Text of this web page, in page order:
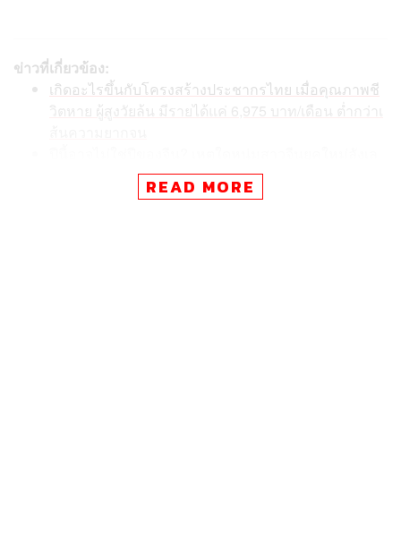
ข่าวที่เกี่ยวข้อง:
เกิดอะไรขึ้นกับโครงสร้างประชากรไทย เมื่อคุณภาพชี
วิตหาย ผู้สูงวัยล้น มีรายได้แค่ 6,975 บาท/เดือน ต่ำกว่าเ
ที่จะแต่งงาน กลัวการมีลูก และอัตราการหย่าร้างปีนี้ก็พุ่
งถึง 1.97 ล้านครั้งREAD MORE